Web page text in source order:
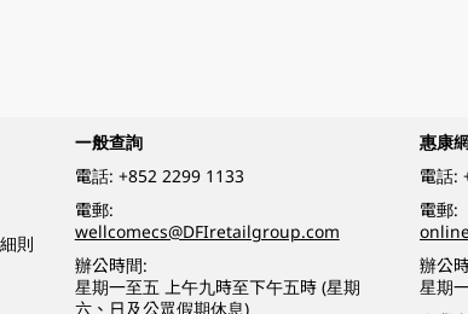
則
一般查詢
電話: +852 2299 1133
電郵:
wellcomecs@DFIretailgroup.com
辦公時間:
星期一至五 上午九時至下午五時 (星期
六、日及公眾假期休息)
惠康
電話:
電郵:
辦公
星期